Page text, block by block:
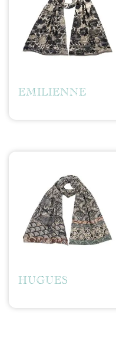
EMILIENNE
HUGUES